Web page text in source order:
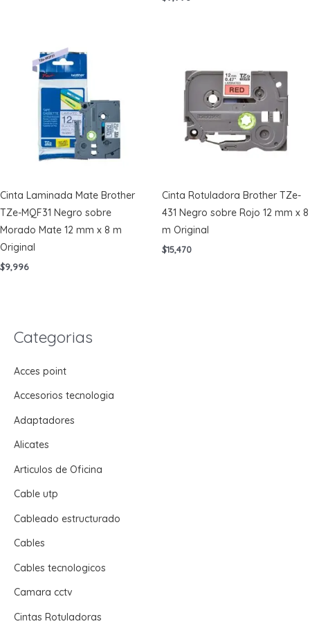
Categorias
Acces point
Accesorios tecnologia
Adaptadores
Alicates
Articulos de Oficina
Cable utp
Cableado estructurado
Cables
Cables tecnologicos
Camara cctv
Cintas Rotuladoras
Cinta Laminada Mate Brother
TZe-MQF31 Negro sobre
Morado Mate 12 mm x 8 m
Original
$9,996
Cinta Rotuladora Brother TZe-
431 Negro sobre Rojo 12 mm x 8
m Original
$15,470